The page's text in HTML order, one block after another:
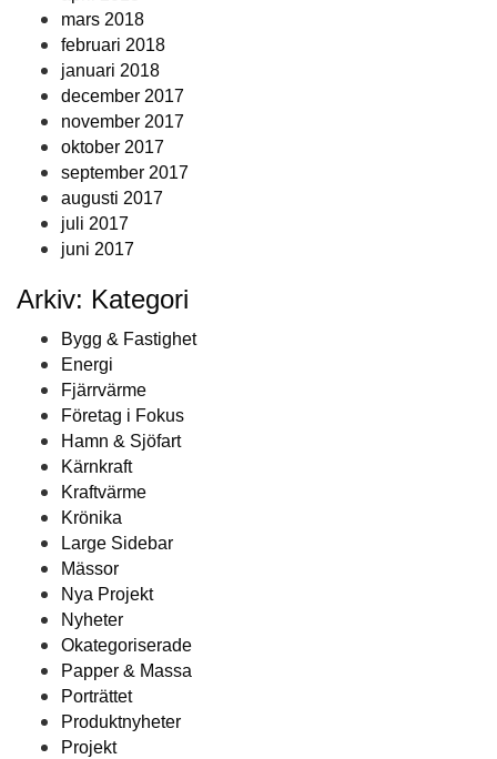
mars 2018
februari 2018
januari 2018
december 2017
november 2017
oktober 2017
september 2017
augusti 2017
juli 2017
juni 2017
Arkiv: Kategori
Bygg & Fastighet
Energi
Fjärrvärme
Företag i Fokus
Hamn & Sjöfart
Kärnkraft
Kraftvärme
Krönika
Large Sidebar
Mässor
Nya Projekt
Nyheter
Okategoriserade
Papper & Massa
Porträttet
Produktnyheter
Projekt